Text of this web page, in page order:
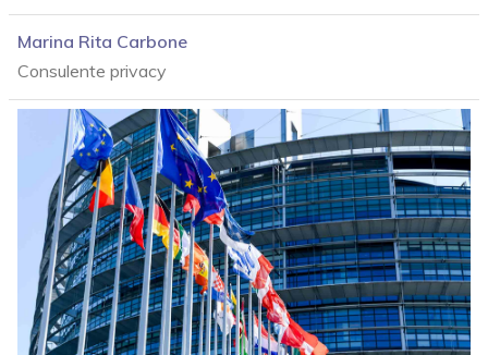
Marina Rita Carbone
Consulente privacy